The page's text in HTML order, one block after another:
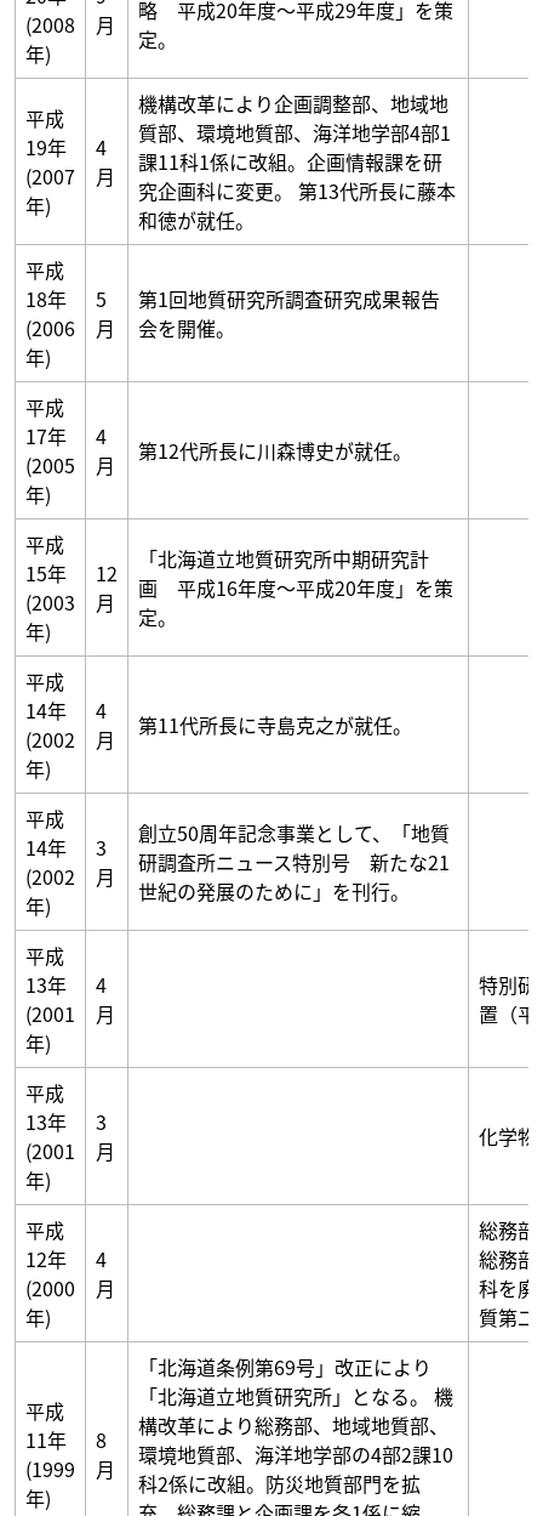
(2008
年)
月
略 平成20年度～平成29年度」を策
定。
平成
19年
(2007
年)
4
月
機構改革により企画調整部、地域地
質部、環境地質部、海洋地学部4部1
課11科1係に改組。企画情報課を研
究企画科に変更。 第13代所長に藤本
和徳が就任。
平成
18年
(2006
年)
5
月
第1回地質研究所調査研究成果報告
会を開催。
平成
17年
(2005
年)
4
月
第12代所長に川森博史が就任。
平成
15年
(2003
年)
12
月
「北海道立地質研究所中期研究計
画 平成16年度～平成20年度」を策
定。
平成
14年
(2002
年)
4
月
第11代所長に寺島克之が就任。
平成
14年
(2002
年)
3
月
創立50周年記念事業として、「地質
研調査所ニュース特別号 新たな21
世紀の発展のために」を刊行。
平成
13年
(2001
年)
4
月
特別研
置（
平成
13年
(2001
年)
3
月
化学物
平成
12年
(2000
年)
4
月
総務部
総務部
科を廃
質第
平成
11年
(1999
年)
8
月
「北海道条例第69号」改正により
「北海道立地質研究所」となる。 機
構改革により総務部、地域地質部、
環境地質部、海洋地学部の4部2課10
科2係に改組。防災地質部門を拡